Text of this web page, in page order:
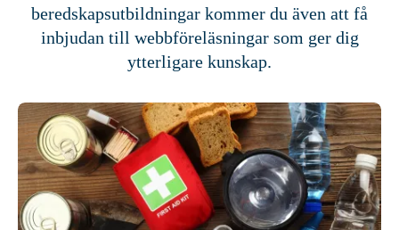
beredskapsutbildningar kommer du även att få
inbjudan till webbföreläsningar som ger dig
ytterligare kunskap.